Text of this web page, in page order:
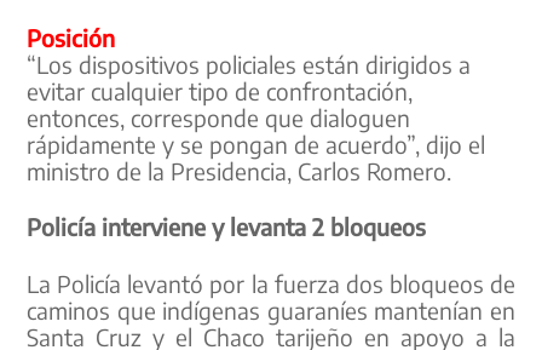
Posición
“Los dispositivos policiales están dirigidos a
evitar cualquier tipo de confrontación,
entonces, corresponde que dialoguen
rápidamente y se pongan de acuerdo”, dijo el
ministro de la Presidencia, Carlos Romero.
Policía interviene y levanta 2 bloqueos
La Policía levantó por la fuerza dos bloqueos de
caminos que indígenas guaraníes mantenían en
Santa Cruz y el Chaco tarijeño en apoyo a la